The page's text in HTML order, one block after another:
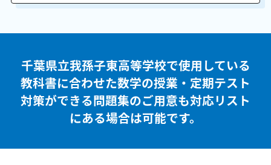
千葉県立我孫子東高等学校で使用している
教科書に合わせた数学の授業・定期テスト
対策ができる問題集のご用意も対応リスト
にある場合は可能です。